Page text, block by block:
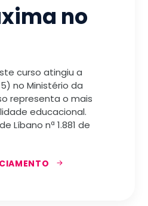
no
curso atingiu a
no Ministério da
representa o mais
educacional.
Líbano nª 1.881 de